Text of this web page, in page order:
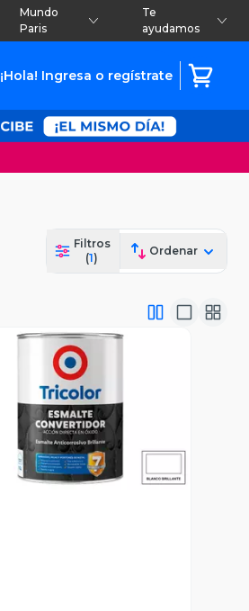
Mundo
Paris
Te
ayudamos
¡Hola! Ingresa o regístrate
Filtros
(1)
Ordenar
Vista Previa